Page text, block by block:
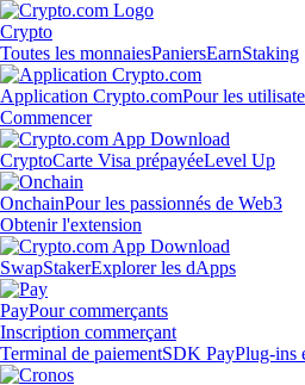
Crypto
Toutes les monnaiesPaniersEarnStaking
Application Crypto.comPour les
Commencer
CryptoCarte Visa prépayéeLevel Up
OnchainPour les passionnés de Web3
Obtenir l'extension
SwapStakerExplorer les dApps
PayPour commerçants
Inscription commerçant
Terminal de paiementSDK PayPlug-ins